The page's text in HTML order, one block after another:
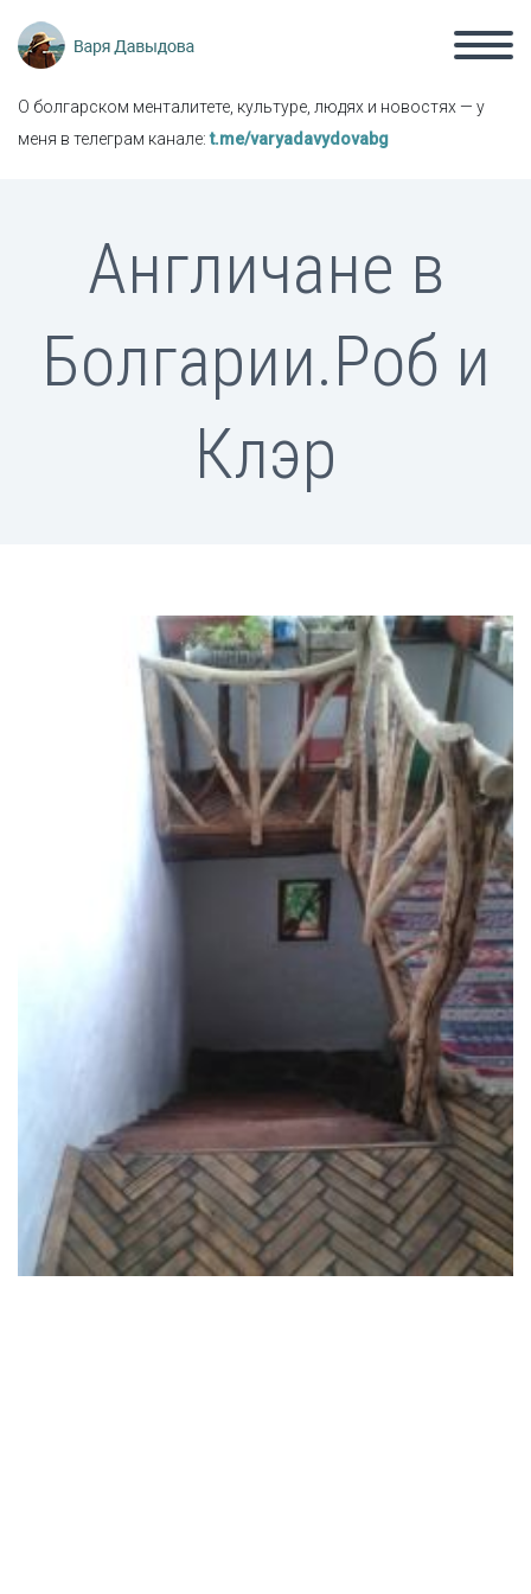
О болгарском менталитете, культуре, людях и новостях — у
меня в телеграм канале:t.me/varyadavydovabg
Англичане в
Болгарии.Роб и
Клэр